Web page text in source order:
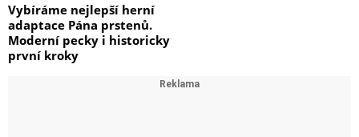
Vybíráme nejlepší herní
adaptace Pána prstenů.
Moderní pecky i historicky
první kroky